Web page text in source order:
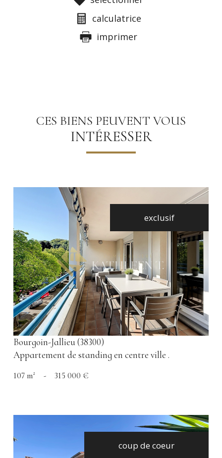
calculatrice
imprimer
CES BIENS PEUVENT VOUS
INTÉRESSER
exclusif
voir le bien
Bourgoin-Jallieu (38300)
Appartement de standing en centre ville .
107 m² - 315 000 €
coup de coeur